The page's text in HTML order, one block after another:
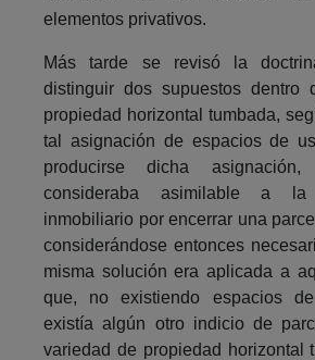
elementos privativos.
Más tarde se revisó la
distinguir dos supuestos dentro
propiedad horizontal tumbada,
tal asignación de espacios de
producirse dicha
consideraba asimilable a
inmobiliario por encerrar una
considerándose entonces
misma solución era aplicada a
que, no existiendo espacios
existía algún otro indicio de
variedad de propiedad horizontal